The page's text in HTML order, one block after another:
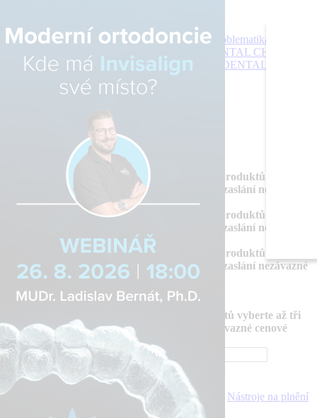
Přehledy Archiv katalogů Jak portál funguje Problematika
DENTAL CHOICE
DENTÁLNÍ AKADEMIE
DENTAL BAZAR
DENTAL JOBS
STOMATEAM TV
Dental Choicemenu
search
Archiv katalogů
Jak portál funguje
vyberte produkt k porovnání
V přehledu produktů vyberte
až tři produkty do porovnání nebo pro zaslání nezávazné
cenové nabídky.
vyberte produkt k porovnání
V přehledu produktů vyberte
až tři produkty do porovnání nebo pro zaslání nezávazné
cenové nabídky.
vyberte produkt k porovnání
V přehledu produktů vyberte
až tři produkty do porovnání nebo pro zaslání nezávazné
cenové nabídky.
POROVNAT PRODUKTY Odebrat vše
V přehledu produktů vyberte až tři
produkty do porovnání nebo pro zaslání nezávazné cenové
nabídky.
Přehledy Endodoncie – nástroje
Nástroje na plnění
kořenových kanálků